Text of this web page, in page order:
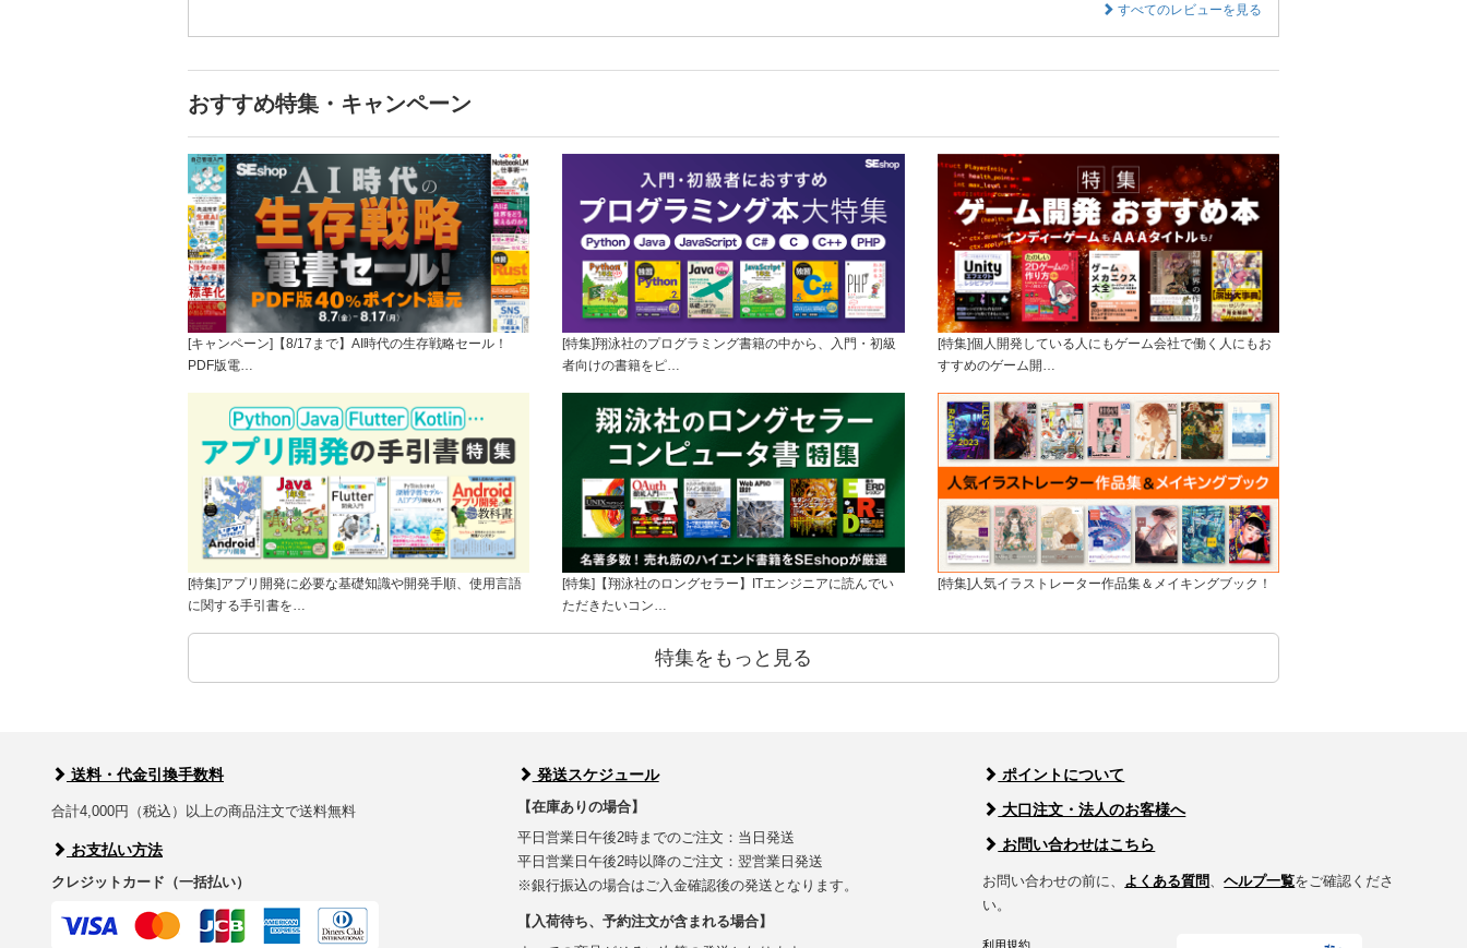
すべてのレビューを見る
おすすめ特集・キャンペーン
[キャンペーン]【8/17まで】AI時代の生存戦略セール！
PDF版電…
[特集]翔泳社のプログラミング書籍の中から、入門・初級
者向けの書籍をピ…
[特集]個人開発している人にもゲーム会社で働く人にもお
すすめのゲーム開…
[特集]アプリ開発に必要な基礎知識や開発手順、使用言語
に関する手引書を…
[特集]【翔泳社のロングセラー】ITエンジニアに読んでい
ただきたいコン…
[特集]人気イラストレーター作品集＆メイキングブック！
特集をもっと見る
送料・代金引換手数料
合計4,000円（税込）以上の商品注文で送料無料
お支払い方法
クレジットカード（一括払い）
発送スケジュール
【在庫ありの場合】
平日営業日午後2時までのご注文：当日発送
平日営業日午後2時以降のご注文：翌営業日発送
※銀行振込の場合はご入金確認後の発送となります。
【入荷待ち、予約注文が含まれる場合】
ポイントについて
大口注文・法人のお客様へ
お問い合わせはこちら
お問い合わせの前に、 よくある質問 、ヘルプ一覧をご確認くださ
い。
利用規約